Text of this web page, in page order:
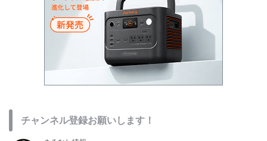
チャンネル登録お願いします！